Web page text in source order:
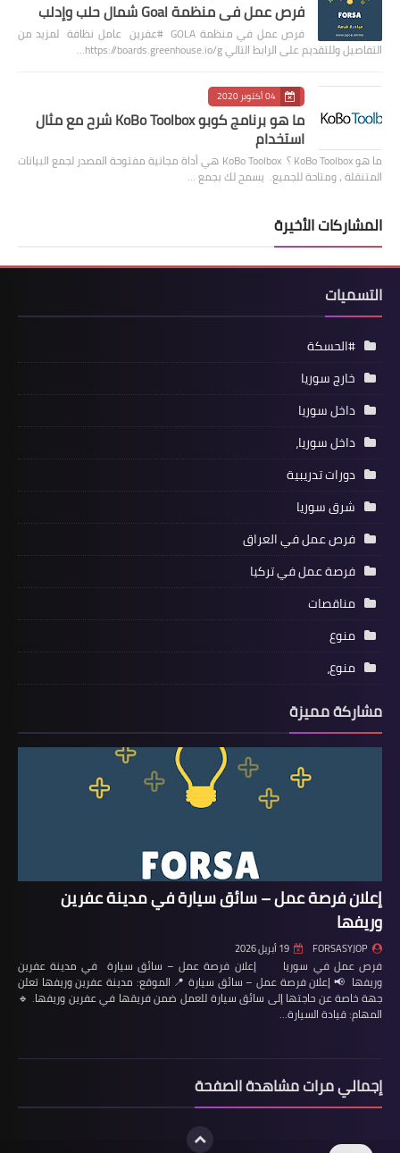
فرص عمل في منظمة Goal شمال حلب وإدلب
فرص عمل في منظمة GOLA #عفرين عامل نظافة لمزيد من
التفاصيل وللتقديم على الرابط التالي https://boards.greenhouse.io/g…
04 أكتوبر 2020
ما هو برنامج كوبو KoBo Toolbox شرح مع مثال
استخدام
ما هو KoBo Toolbox ؟ KoBo Toolbox هي أداة مجانية مفتوحة المصدر لجمع البيانات
المتنقلة ، ومتاحة للجميع. يسمح لك بجمع …
المشاركات الأخيرة
التسميات
#الحسكة
خارج سوريا
داخل سوريا
داخل سوريا،
دورات تدريبية
شرق سوريا
فرص عمل في العراق
فرصة عمل في تركيا
مناقصات
منوع
منوع،
مشاركة مميزة
إعلان فرصة عمل – سائق سيارة في مدينة عفرين
وريفها
FORSASYJOP 19 أبريل 2026
فرص عمل في سوريا إعلان فرصة عمل – سائق سيارة في مدينة عفرين
وريفها 📢 إعلان فرصة عمل – سائق سيارة 📍 الموقع: مدينة عفرين وريفها تعلن
جهة خاصة عن حاجتها إلى سائق سيارة للعمل ضمن فريقها في عفرين وريفها. 🔹
المهام: قيادة السيارة…
إجمالي مرات مشاهدة الصفحة